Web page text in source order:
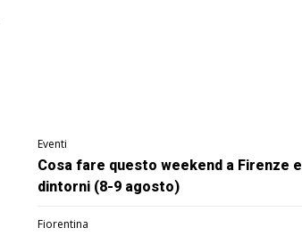
Eventi
Cosa fare questo weekend a Firenze e
dintorni (8-9 agosto)
Fiorentina